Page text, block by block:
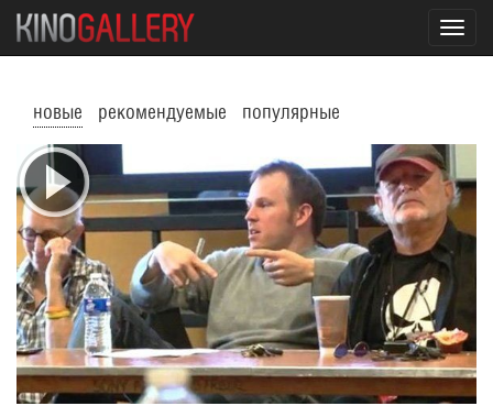
новые рекомендуемые популярные